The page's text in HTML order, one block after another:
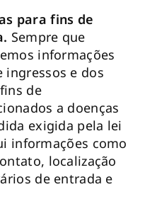
para fins de
Sempre que
informações
ingressos e dos
de
a doenças
exigida pela lei
informações como
localização
de entrada e